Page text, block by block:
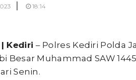
18:14
| Kediri – Polres Kediri Polda
Besar Muhammad SAW
Senin.